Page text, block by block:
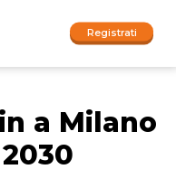
Registrati
a Milano